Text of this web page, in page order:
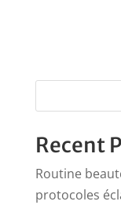
Recent
Routine
protocoles